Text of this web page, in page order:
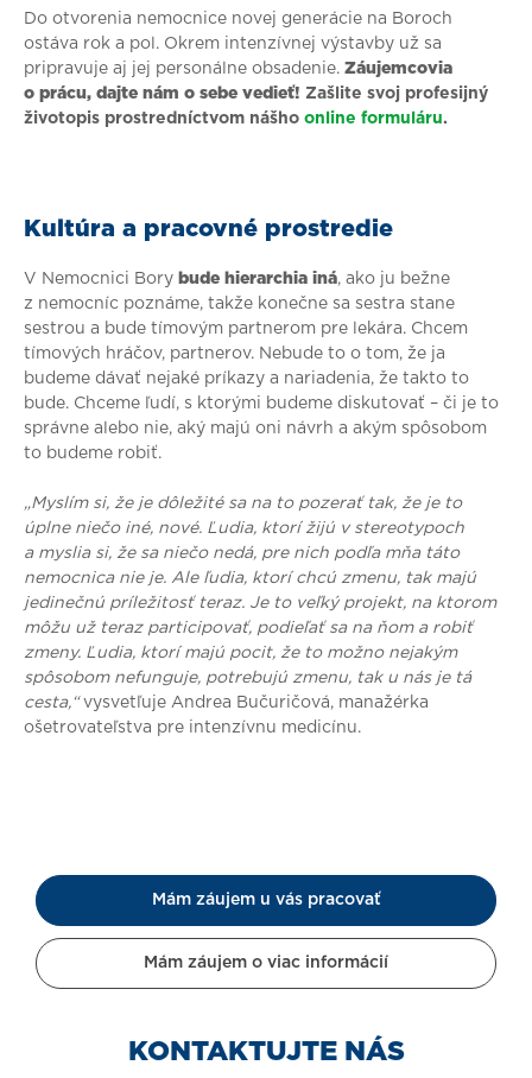
Do otvorenia nemocnice novej generácie na Boroch
ostáva rok a pol. Okrem intenzívnej výstavby už sa
pripravuje aj jej personálne obsadenie. Záujemcovia
o prácu, dajte nám o sebe vedieť! Zašlite svoj profesijný
životopis prostredníctvom nášho online formuláru.
Kultúra a pracovné prostredie
V Nemocnici Bory bude hierarchia iná, ako ju bežne
z nemocníc poznáme, takže konečne sa sestra stane
sestrou a bude tímovým partnerom pre lekára. Chcem
tímových hráčov, partnerov. Nebude to o tom, že ja
budeme dávať nejaké príkazy a nariadenia, že takto to
bude. Chceme ľudí, s ktorými budeme diskutovať – či je to
správne alebo nie, aký majú oni návrh a akým spôsobom
to budeme robiť.
„Myslím si, že je dôležité sa na to pozerať tak, že je to
úplne niečo iné, nové. Ľudia, ktorí žijú v stereotypoch
a myslia si, že sa niečo nedá, pre nich podľa mňa táto
nemocnica nie je. Ale ľudia, ktorí chcú zmenu, tak majú
jedinečnú príležitosť teraz. Je to veľký projekt, na ktorom
môžu už teraz participovať, podieľať sa na ňom a robiť
zmeny. Ľudia, ktorí majú pocit, že to možno nejakým
spôsobom nefunguje, potrebujú zmenu, tak u nás je tá
cesta,“vysvetľuje Andrea Bučuričová, manažérka
ošetrovateľstva pre intenzívnu medicínu.
Mám záujem u vás pracovať
Mám záujem o viac informácií
KONTAKTUJTE NÁS